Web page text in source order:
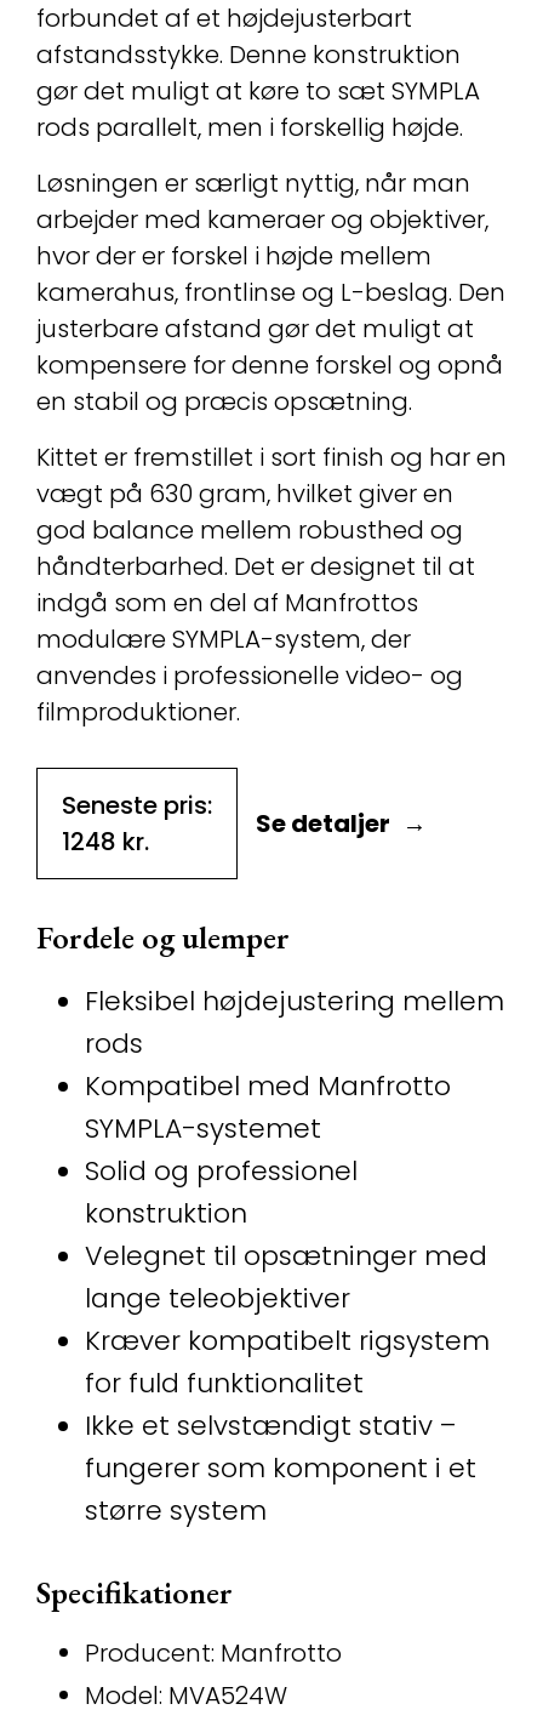
forbundet af et højdejusterbart
afstandsstykke. Denne konstruktion
gør det muligt at køre to sæt SYMPLA
rods parallelt, men i forskellig højde.
Løsningen er særligt nyttig, når man
arbejder med kameraer og objektiver,
hvor der er forskel i højde mellem
kamerahus, frontlinse og L-beslag. Den
justerbare afstand gør det muligt at
kompensere for denne forskel og opnå
en stabil og præcis opsætning.
Kittet er fremstillet i sort finish og har en
vægt på 630 gram, hvilket giver en
god balance mellem robusthed og
håndterbarhed. Det er designet til at
indgå som en del af Manfrottos
modulære SYMPLA-system, der
anvendes i professionelle video- og
filmproduktioner.
Fordele og ulemper
Fleksibel højdejustering mellem
rods
Kompatibel med Manfrotto
SYMPLA-systemet
Solid og professionel
konstruktion
Velegnet til opsætninger med
lange teleobjektiver
Kræver kompatibelt rigsystem
for fuld funktionalitet
Ikke et selvstændigt stativ –
fungerer som komponent i et
større system
Specifikationer
Producent: Manfrotto
Model: MVA524W
Seneste pris:
1248 kr.
Se detaljer